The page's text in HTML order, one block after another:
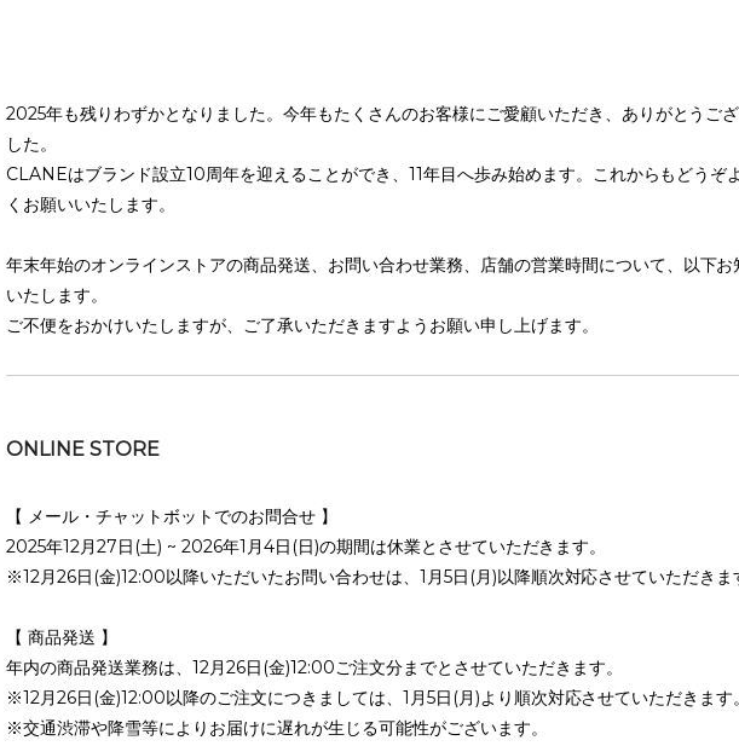
2025年も残りわずかとなりました。今年もたくさんのお客様にご愛顧いただき、ありがとうご
した。
CLANEはブランド設立10周年を迎えることができ、11年目へ歩み始めます。これからもどうぞ
くお願いいたします。
年末年始のオンラインストアの商品発送、お問い合わせ業務、店舗の営業時間について、以下お
いたします。
ご不便をおかけいたしますが、ご了承いただきますようお願い申し上げます。
ONLINE STORE
【 メール・チャットボットでのお問合せ 】
2025年12月27日(土) ~ 2026年1月4日(日)の期間は休業とさせていただきます。
※12月26日(金)12:00以降いただいたお問い合わせは、1月5日(月)以降順次対応させていただきま
【 商品発送 】
年内の商品発送業務は、12月26日(金)12:00ご注文分までとさせていただきます。
※12月26日(金)12:00以降のご注文につきましては、1月5日(月)より順次対応させていただきます。
※交通渋滞や降雪等によりお届けに遅れが生じる可能性がございます。